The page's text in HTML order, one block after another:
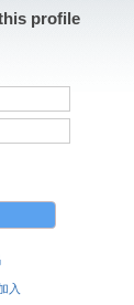
profile
入